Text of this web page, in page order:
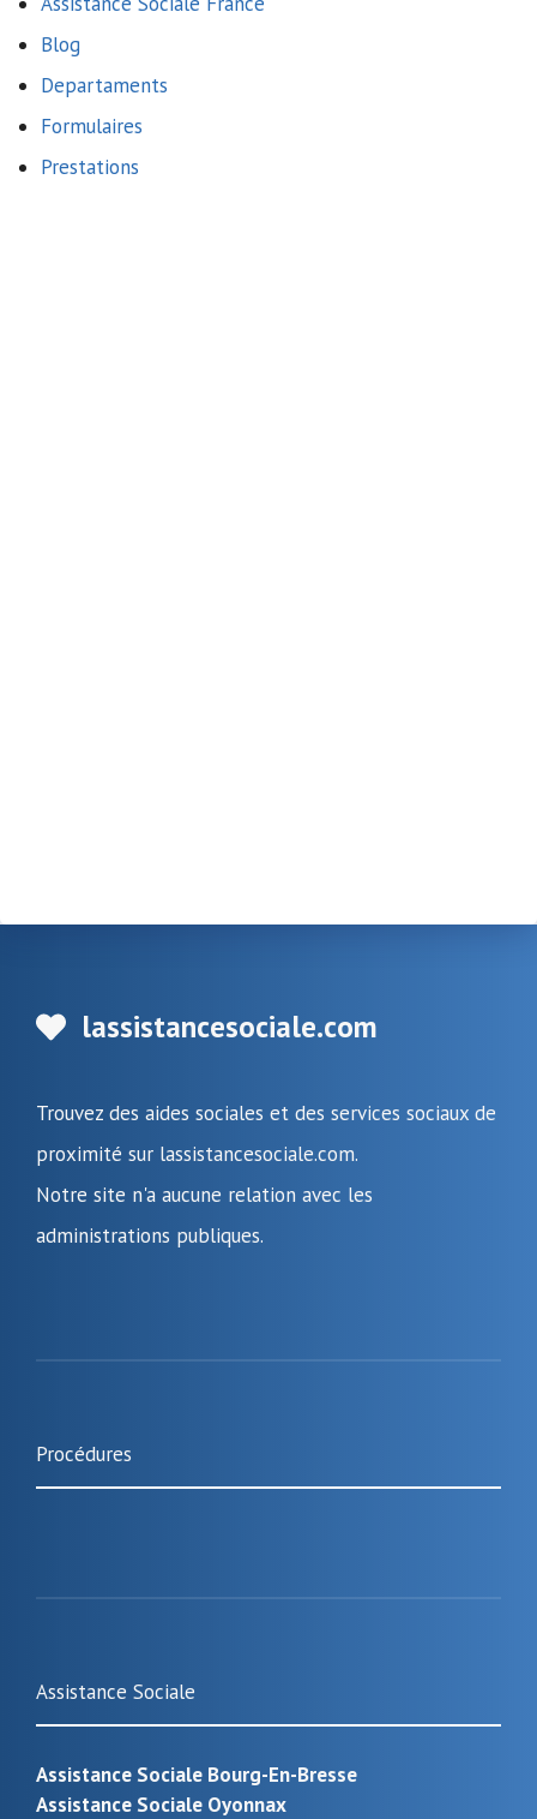
Blog
Departaments
Formulaires
Prestations
lassistancesociale.com
Trouvez des aides sociales et des services sociaux de
proximité sur lassistancesociale.com.
Notre site n'a aucune relation avec les
administrations publiques.
Procédures
Assistance Sociale
Assistance Sociale Bourg-En-Bresse
Assistance Sociale Oyonnax